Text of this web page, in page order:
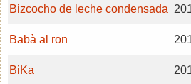
Bizcocho de leche condensada
Babà al ron
BiKa